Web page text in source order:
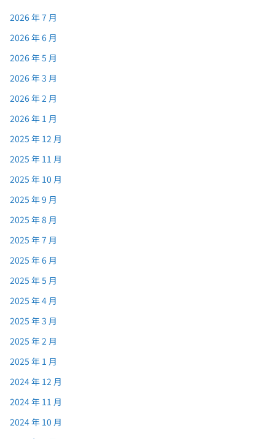
2026 年 7 月
2026 年 6 月
2026 年 5 月
2026 年 3 月
2026 年 2 月
2026 年 1 月
2025 年 12 月
2025 年 11 月
2025 年 10 月
2025 年 9 月
2025 年 8 月
2025 年 7 月
2025 年 6 月
2025 年 5 月
2025 年 4 月
2025 年 3 月
2025 年 2 月
2025 年 1 月
2024 年 12 月
2024 年 11 月
2024 年 10 月